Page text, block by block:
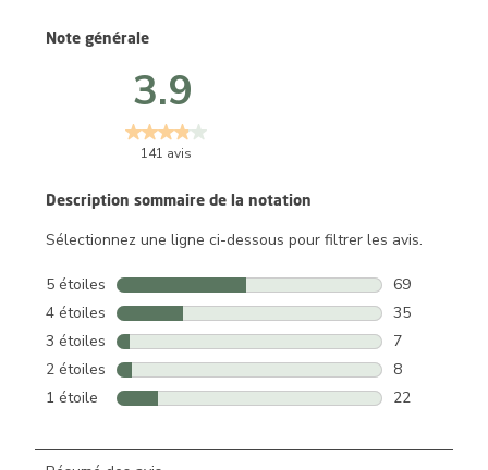
Description sommaire de la notation
Sélectionnez une ligne ci-dessous pour filtrer les avis.
5 étoiles étoiles
69
69 avis avec
4 étoiles étoiles
35
35 avis avec
3 étoiles étoiles
7
7 avis avec
2 étoiles étoiles
8
8 avis avec
1 étoile étoiles
22
Note générale
3.9
141 avis